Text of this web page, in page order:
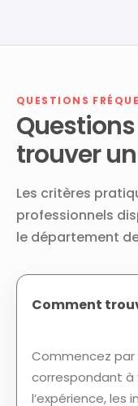
QUESTIONS
trouver
Les critères
professionnels
le département
Comment
Commencez
correspondant à
l’expérience,